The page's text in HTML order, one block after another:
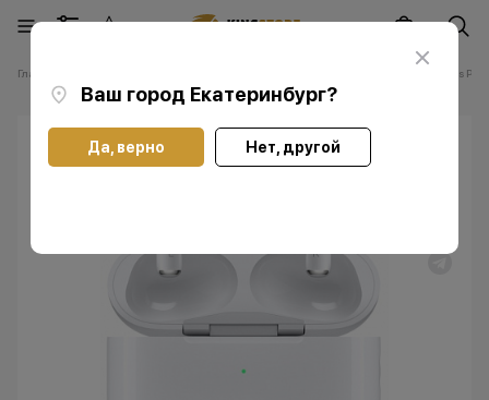
Ваш город Екатеринбург?
Да, верно Нет, другой
Главная Наушники Apple AirPods Pro